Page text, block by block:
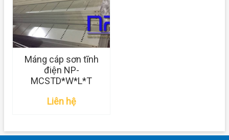
Máng cáp sơn tĩnh
điện NP-
MCSTD*W*L*T
Liên hệ